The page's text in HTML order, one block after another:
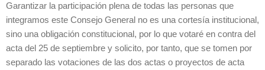
Garantizar la participación plena de todas las personas que
integramos este Consejo General no es una cortesía institucional,
sino una obligación constitucional, por lo que votaré en contra del
acta del 25 de septiembre y solicito, por tanto, que se tomen por
separado las votaciones de las dos actas o proyectos de acta